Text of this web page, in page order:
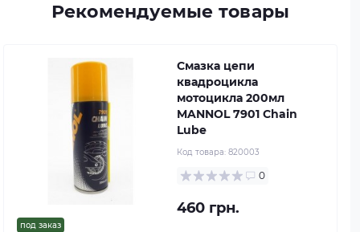
Рекомендуемые товары
под заказ
Смазка цепи
квадроцикла
мотоцикла 200мл
MANNOL 7901 Chain
Lube
Код товара: 820003
0
460 грн.